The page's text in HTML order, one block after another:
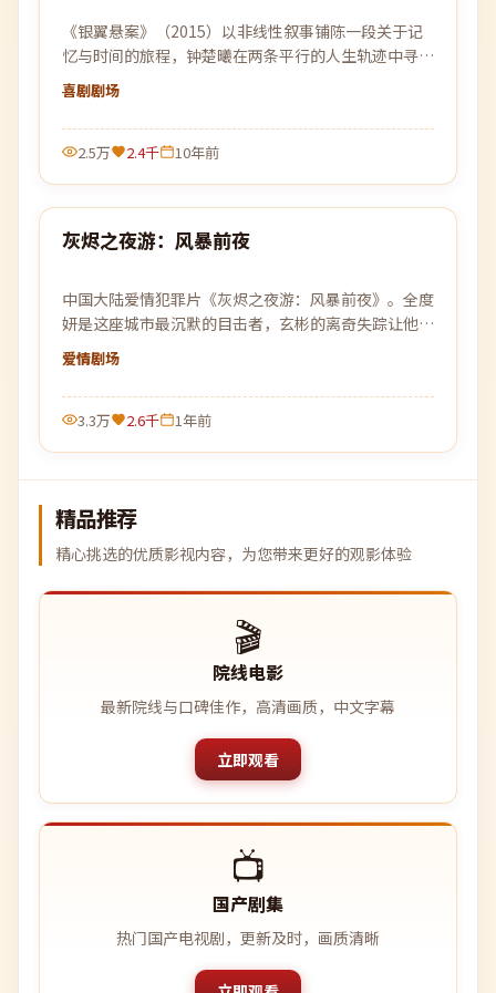
《银翼悬案》（2015）以非线性叙事铺陈一段关于记
忆与时间的旅程，钟楚曦在两条平行的人生轨迹中寻找
自我的答案。
喜剧剧场
2.5万 2.4千 10年前
最新
99:12
灰烬之夜游：风暴前夜
中国大陆爱情犯罪片《灰烬之夜游：风暴前夜》。全度
妍是这座城市最沉默的目击者，玄彬的离奇失踪让他不
得不再次踏入早已离开的旧战场。
爱情剧场
3.3万 2.6千 1年前
精品推荐
精心挑选的优质影视内容，为您带来更好的观影体验
🎬
院线电影
最新院线与口碑佳作，高清画质，中文字幕
立即观看
📺
国产剧集
热门国产电视剧，更新及时，画质清晰